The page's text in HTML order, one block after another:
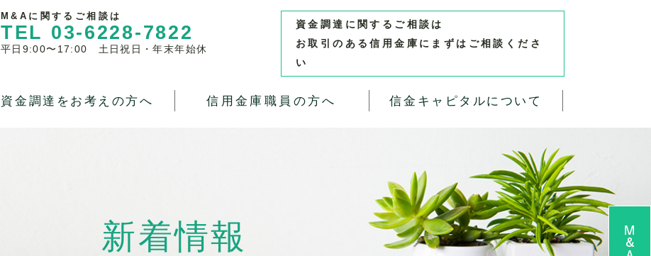
M&Aに関するご相談は
TEL 03-6228-7822
平日9:00〜17:00 土日祝日・年末年始休
資金調達に関するご相談は
お取引のある信用金庫にまずはご相談くださ
い
資金調達をお考えの方へ 信用金庫職員の方へ 信金キャピタルについて
新着情報